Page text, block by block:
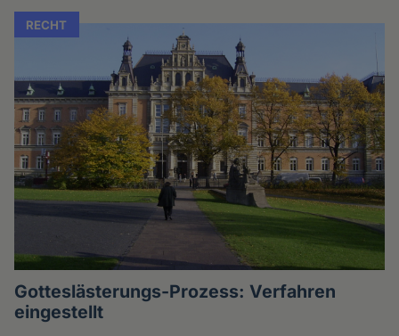
RECHT
Gotteslästerungs-Prozess: Verfahren
eingestellt